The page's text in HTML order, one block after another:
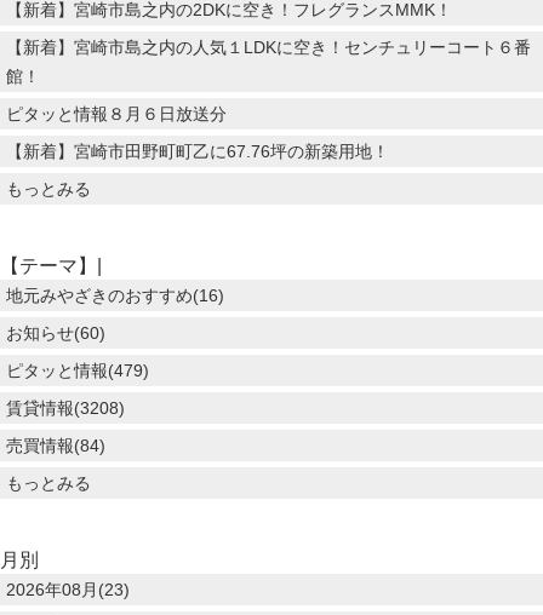
【新着】宮崎市島之内の2DKに空き！フレグランスMMK！
【新着】宮崎市島之内の人気１LDKに空き！センチュリーコート６番
館！
ピタッと情報８月６日放送分
【新着】宮崎市田野町町乙に67.76坪の新築用地！
もっとみる
【テーマ】|
地元みやざきのおすすめ(16)
お知らせ(60)
ピタッと情報(479)
賃貸情報(3208)
売買情報(84)
もっとみる
月別
2026年08月(23)